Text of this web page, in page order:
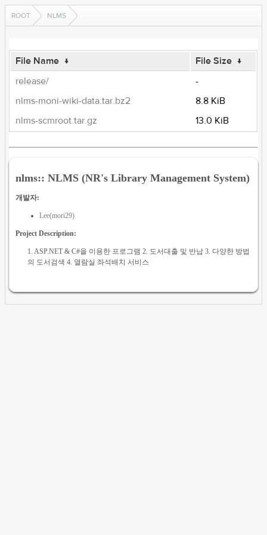
ROOT NLMS
File Name ↓ File Size ↓
release/
-
nlms-moni-wiki-data.tar.bz2
8.8 KiB
nlms-scmroot.tar.gz
13.0 KiB
nlms:: NLMS (NR's Library Management System)
개발자:
Lee(mori29)
Project Description:
1. ASP.NET & C#을 이용한 프로그램 2. 도서대출 및 반납 3. 다양한 방법
의 도서검색 4. 열람실 좌석배치 서비스